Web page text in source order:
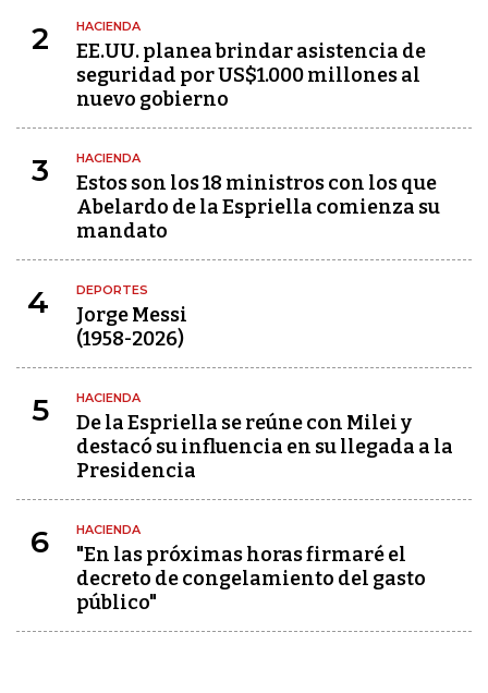
2 HACIENDA
EE.UU. planea brindar asistencia de
seguridad por US$1.000 millones al
nuevo gobierno
3 HACIENDA
Estos son los 18 ministros con los que
Abelardo de la Espriella comienza su
mandato
4 DEPORTES
Jorge Messi
(1958-2026)
5 HACIENDA
De la Espriella se reúne con Milei y
destacó su influencia en su llegada a la
Presidencia
6 HACIENDA
"En las próximas horas firmaré el
decreto de congelamiento del gasto
público"